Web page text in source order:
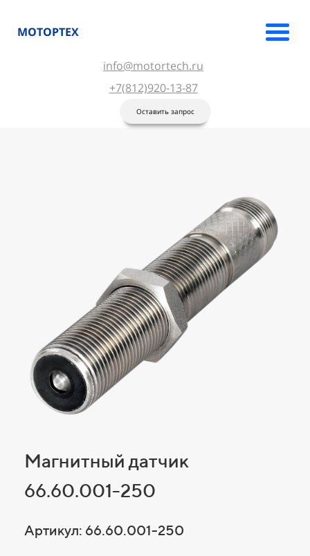
МОТОРТЕХ
info@motortech.ru
+7(812)920-13-87
Оставить запрос
Магнитный датчик
66.60.001-250
Артикул: 66.60.001-250